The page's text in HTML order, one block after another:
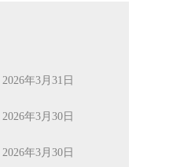
2026年3月31日
2026年3月30日
2026年3月30日